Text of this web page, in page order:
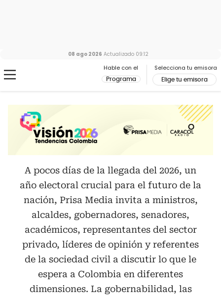
Hable con el
Programa
Selecciona tu emisora
Elige tu emisora
08 ago 2026 Actualizado 09:12
A pocos días de la llegada del 2026, un
año electoral crucial para el futuro de la
nación, Prisa Media invita a ministros,
alcaldes, gobernadores, senadores,
académicos, representantes del sector
privado, líderes de opinión y referentes
de la sociedad civil a discutir lo que le
espera a Colombia en diferentes
dimensiones. La gobernabilidad, las